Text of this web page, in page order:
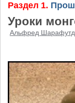
Раздел 1.
Уроки
Альфред